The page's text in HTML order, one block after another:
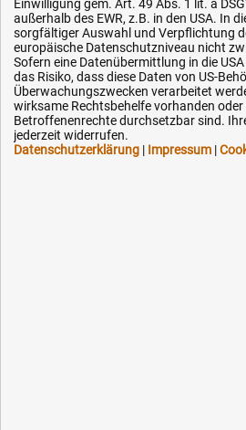
Downloads
Kontakt
Ihre Hytec-Hydraulik Vorteile
Schneller Versand, meist am
Versandkostenfrei ab 150 EUR
Einwilligung gem. Art. 49 Abs. 1 lit. a
außerhalb des EWR, z.B. in den USA. In
sorgfältiger Auswahl und Verpflichtung
europäische Datenschutzniveau nicht
Sofern eine Datenübermittlung in die
das Risiko, dass diese Daten von US-
Überwachungszwecken verarbeitet
wirksame Rechtsbehelfe vorhanden
Betroffenenrechte durchsetzbar sind.
jederzeit widerrufen.
Datenschutzerklärung | Impressum |